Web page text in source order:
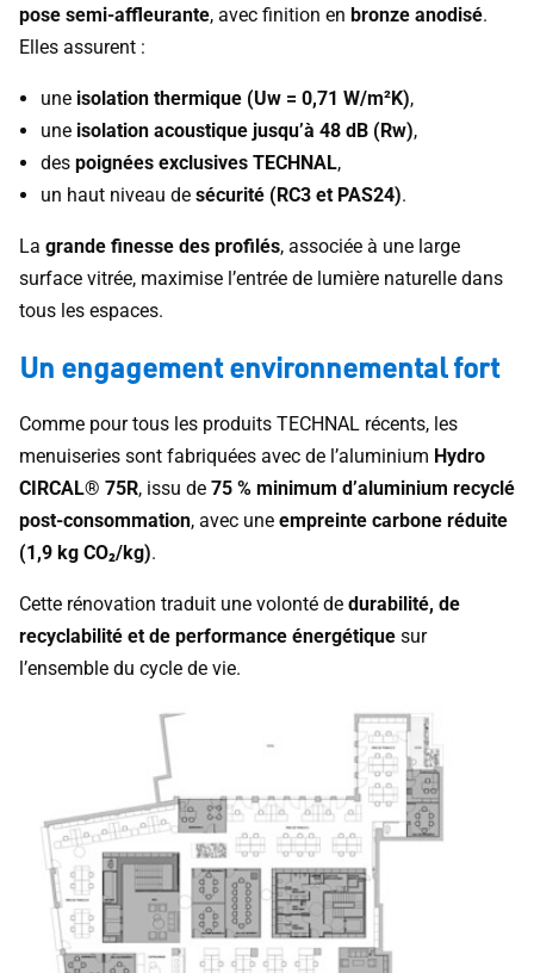
pose semi-affleurante, avec finition en bronze anodisé.
Elles assurent :
une isolation thermique (Uw = 0,71 W/m²K),
une isolation acoustique jusqu’à 48 dB (Rw),
des poignées exclusives TECHNAL,
un haut niveau de sécurité (RC3 et PAS24).
La grande finesse des profilés, associée à une large
surface vitrée, maximise l’entrée de lumière naturelle dans
tous les espaces.
Un engagement environnemental fort
Comme pour tous les produits TECHNAL récents, les
menuiseries sont fabriquées avec de l’aluminium Hydro
CIRCAL® 75R, issu de 75 % minimum d’aluminium recyclé
post-consommation, avec une empreinte carbone réduite
(1,9 kg CO₂/kg).
Cette rénovation traduit une volonté de durabilité, de
recyclabilité et de performance énergétique sur
l’ensemble du cycle de vie.